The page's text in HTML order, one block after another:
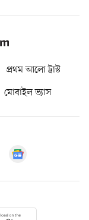
প্রথম আলো ট্রাস্ট
মোবাইল ভ্যাস